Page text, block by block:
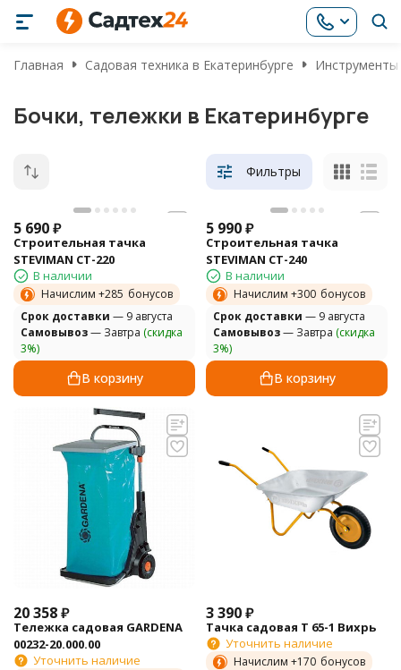
Главная Садовая техника в Екатеринбурге Инструменты
Бочки, тележки в Екатеринбурге
Фильтры
5 690₽
Строительная тачка
STEVIMAN CT-220
В наличии
Начислим +285 бонусов
Cрок доставки — 9 августа
Самовывоз— Завтра (скидка
3%)
В корзину
5 990₽
Строительная тачка
STEVIMAN CT-240
В наличии
Начислим +300 бонусов
Cрок доставки — 9 августа
Самовывоз— Завтра (скидка
3%)
В корзину
20 358₽
Тележка садовая GARDENA
00232-20.000.00
Уточнить наличие
3 390₽
Тачка садовая Т 65-1 Вихрь
Уточнить наличие
Начислим +170 бонусов